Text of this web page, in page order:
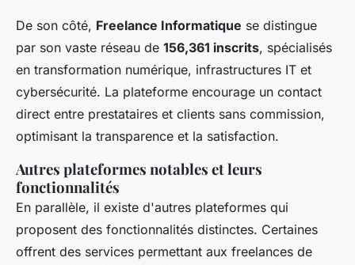
De son côté, Freelance Informatique se distingue
par son vaste réseau de 156,361 inscrits, spécialisés
en transformation numérique, infrastructures IT et
cybersécurité. La plateforme encourage un contact
direct entre prestataires et clients sans commission,
optimisant la transparence et la satisfaction.
Autres plateformes notables et leurs
fonctionnalités
En parallèle, il existe d'autres plateformes qui
proposent des fonctionnalités distinctes. Certaines
offrent des services permettant aux freelances de